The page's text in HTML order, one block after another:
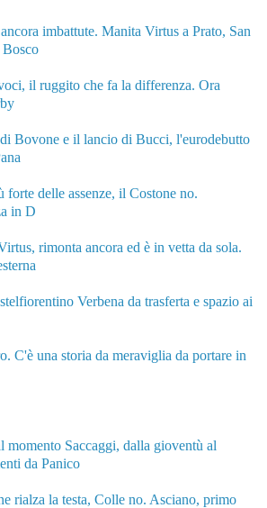
imbattute. Manita Virtus a Prato, San
il ruggito che fa la differenza. Ora
Bovone e il lancio di Bucci, l'eurodebutto
delle assenze, il Costone no.
in D
rimonta ancora ed è in vetta da sola.
Verbena da trasferta e spazio ai
C'è una storia da meraviglia da portare in
Saccaggi, dalla gioventù al
da Panico
rialza la testa, Colle no. Asciano, primo